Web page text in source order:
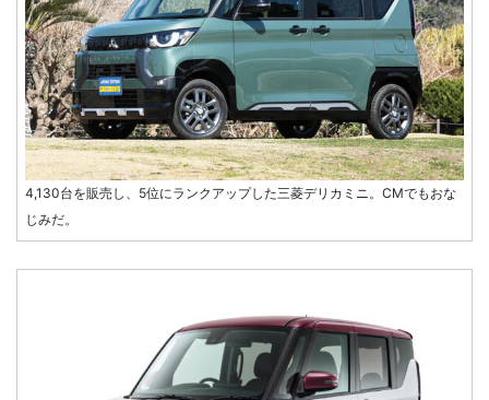
4,130台を販売し、5位にランクアップした三菱デリカミニ。CMでもおな
じみだ。